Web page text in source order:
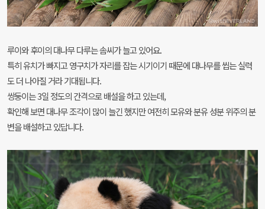
루이와 후이의 대나무 다루는 솜씨가 늘고 있어요.
특히 유치가 빠지고 영구치가 자리를 잡는 시기이기 때문에 대나무를 씹는 실력
도 더 나아질 거라 기대됩니다.
쌍둥이는 3일 정도의 간격으로 배설을 하고 있는데,
확인해 보면 대나무 조각이 많이 늘긴 했지만 여전히 모유와 분유 성분 위주의 분
변을 배설하고 있답니다.